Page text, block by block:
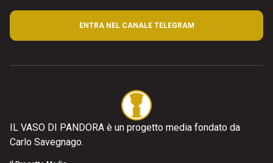
ENTRA NEL CANALE TELEGRAM
IL VASO DI PANDORA è un progetto media fondato da
Carlo Savegnago.